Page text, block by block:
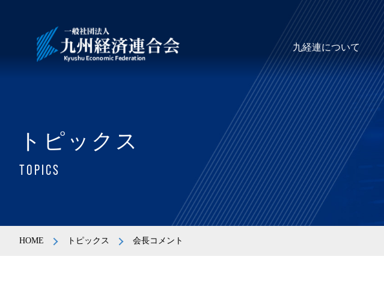
九経連について
トピックス
TOPICS
HOME トピックス 会長コメント